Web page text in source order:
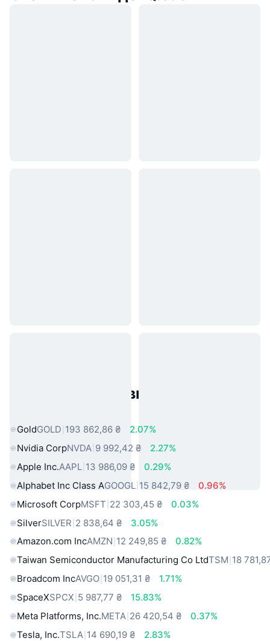
Популярні активи реального
GoldGOLD 193 862,86 ₴
2.07%
Nvidia CorpNVDA 9 992,42 ₴
2.27%
Apple Inc.AAPL 13 986,09 ₴
0.29%
Alphabet Inc Class AGOOGL 15 842,79 ₴
0.96%
Microsoft CorpMSFT 22 303,45 ₴
0.03%
SilverSILVER 2 838,64 ₴
3.05%
Amazon.com IncAMZN 12 249,85 ₴
0.82%
Taiwan Semiconductor Manufacturing Co LtdTSM 18
Broadcom IncAVGO 19 051,31 ₴
1.71%
SpaceXSPCX 5 987,77 ₴
15.83%
Meta Platforms, Inc.META 26 420,54 ₴
0.37%
Tesla, Inc.TSLA 14 690,19 ₴
2.83%